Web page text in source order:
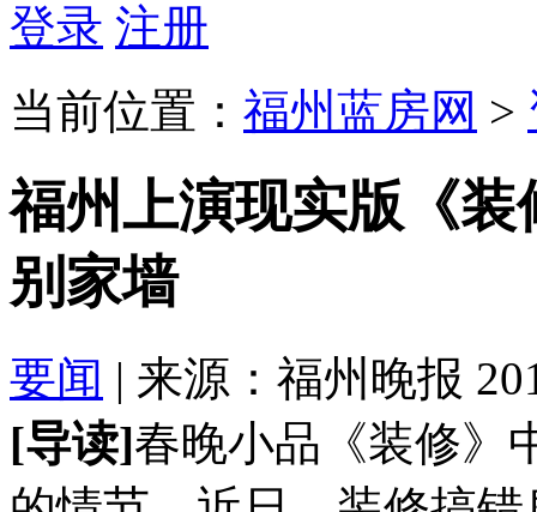
登录 注册
当前位置： 福州蓝房网 >
福州上演现实版《
别家墙
要闻 | 来源：福州晚报
[导读]春晚小品《装修》